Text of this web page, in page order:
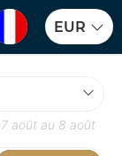
EUR
7 août au 8 août